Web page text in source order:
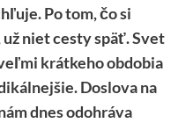
Po tom, čo si
niet cesty späť. Svet
krátkeho obdobia
Doslova na
dnes odohráva